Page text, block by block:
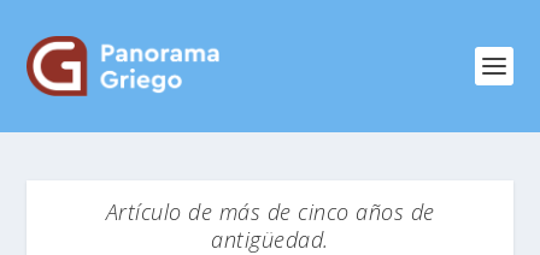
Artículo de más de cinco años de
antigüedad.